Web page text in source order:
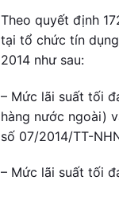
Theo quyết định
tại tổ chức tín
2014 như sau:
– Mức lãi suất tối
hàng nước ngoài)
số 07/2014/TT-
– Mức lãi suất tối